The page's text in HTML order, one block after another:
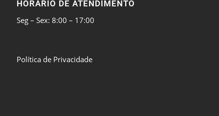
HORÁRIO DE ATENDIMENTO
Seg – Sex: 8:00 – 17:00
Política de Privacidade